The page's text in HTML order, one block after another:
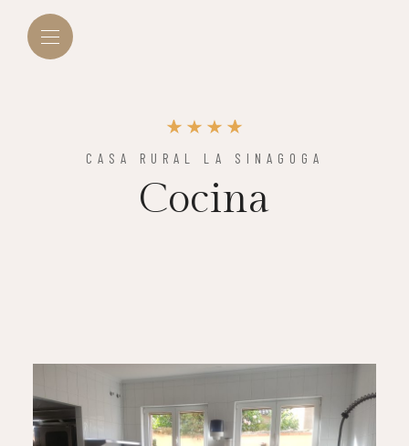
CASA RURAL LA SINAGOGA
Cocina